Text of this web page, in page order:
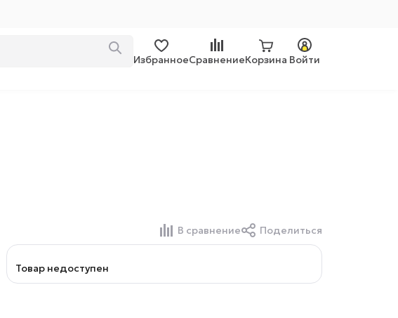
ИзбранноеСравнениеКорзина Войти
В сравнение
Поделиться
Товар недоступен